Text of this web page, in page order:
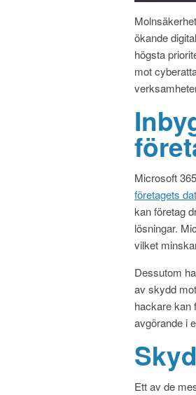
ökande
högsta
mot
Microsoft
företagets
kan företag
lösningar.
vilket
Dessutom
av skydd
hackare kan
avgörande i
Ett av de